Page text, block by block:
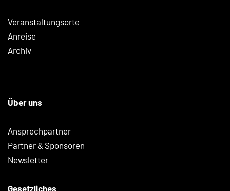
Veranstaltungsorte
Anreise
Archiv
Über uns
Ansprechpartner
Partner & Sponsoren
Newsletter
Gesetzliches